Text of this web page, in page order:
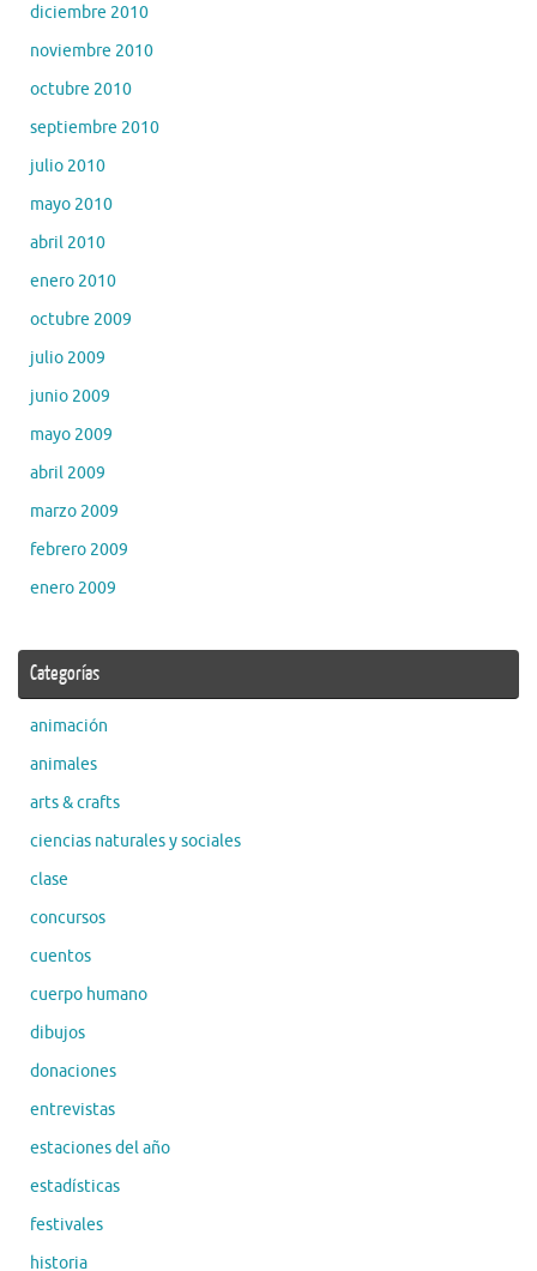
diciembre 2010
noviembre 2010
octubre 2010
septiembre 2010
julio 2010
mayo 2010
abril 2010
enero 2010
octubre 2009
julio 2009
junio 2009
mayo 2009
abril 2009
marzo 2009
febrero 2009
enero 2009
Categorías
animación
animales
arts & crafts
ciencias naturales y sociales
clase
concursos
cuentos
cuerpo humano
dibujos
donaciones
entrevistas
estaciones del año
estadísticas
festivales
historia